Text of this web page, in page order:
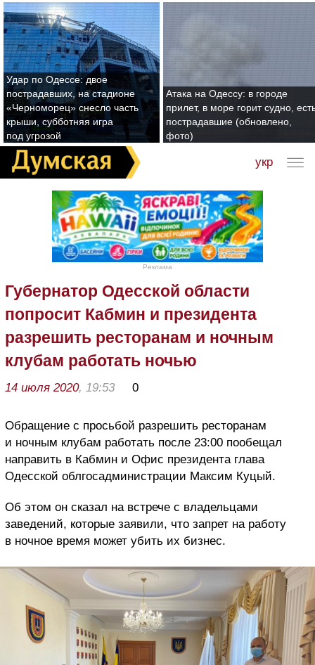
Удар по Одессе: двое
пострадавших, на стадионе
«Черноморец» снесло часть
крыши, субботняя игра
под угрозой
Атака на Одессу: в городе
прилет, в море горит судно,
пострадавшие (обновлено,
фото)
укр
Реклама
Губернатор Одесской области
попросит Кабмин и президента
разрешить ресторанам и ночным
клубам работать ночью
14 июля 2020, 19:53 0
Обращение с просьбой разрешить ресторанам
и ночным клубам работать после 23:00 пообещал
направить в Кабмин и Офис президента глава
Одесской облгосадминистрации Максим Куцый.
Об этом он сказал на встрече с владельцами
заведений, которые заявили, что запрет на работу
в ночное время может убить их бизнес.